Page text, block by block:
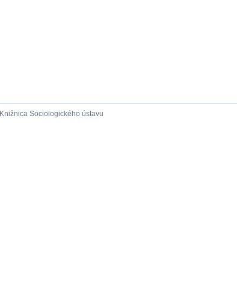
Knižnica Sociologického ústavu